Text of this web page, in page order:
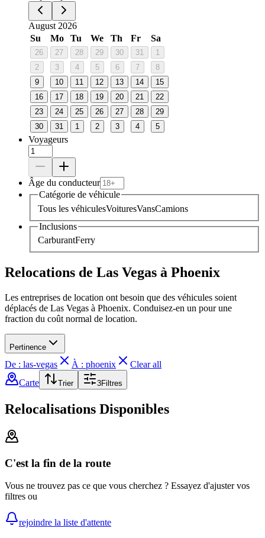
August 2026
Su
Mo Tu We Th Fr Sa
26 27 28 29 30 31
1
2
3 4 5 6 7
8
9
10 11 12 13 14
15
16
17 18 19 20 21
22
23
24 25 26 27 28
29
30
31 1 2 3 4 5
Voyageurs
Âge du conducteur
Catégorie de véhicule
Tous les véhiculesVoituresVansCamions
Inclusions
CarburantFerry
Relocations de Las Vegas à Phoenix
Les entreprises de location ont besoin que des véhicules soient
déplacés de Las Vegas à Phoenix. Conduisez-en un pour une
fraction du coût normal de location.
Pertinence
De : las-vegas À : phoenix
Clear all
Carte
Trier 3Filtres
Relocalisations Disponibles
C'est la fin de la route
Vous ne trouvez pas ce que vous cherchez ? Essayez d'ajuster vos
filtres ou
rejoindre la liste d'attente